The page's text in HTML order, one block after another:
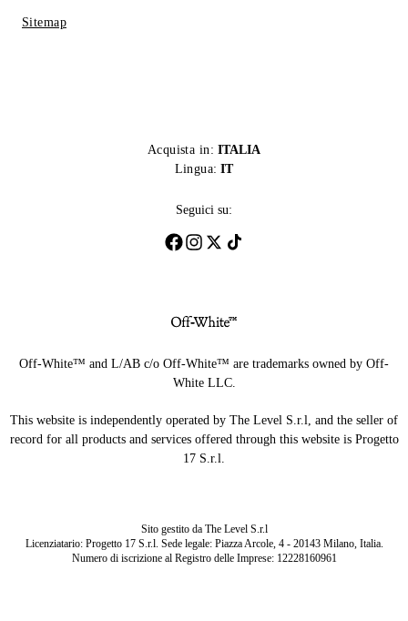
Sitemap
Acquista in: ITALIA
Lingua: IT
Seguici su:
Off-White™ and L/AB c/o Off-White™ are trademarks owned by Off-
White LLC.
This website is independently operated by The Level S.r.l, and the seller of
record for all products and services offered through this website is Progetto
17 S.r.l.
Sito gestito da The Level S.r.l
Licenziatario: Progetto 17 S.r.l. Sede legale: Piazza Arcole, 4 - 20143 Milano, Italia.
Numero di iscrizione al Registro delle Imprese: 12228160961